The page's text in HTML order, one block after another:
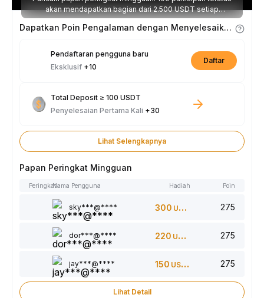
akan mendapatkan bagian dari 2.500 USDT setiap
minggunya.
Dapatkan Poin Pengalaman dengan Menyelesaikan Tugas
Pendaftaran pengguna baru
Eksklusif +10
Daftar
Total Deposit ≥ 100 USDT
Penyelesaian Pertama Kali +30
Lihat Selengkapnya
Papan Peringkat Mingguan
PeringkatNama Pengguna Hadiah Poin
sky***@**** 300 USDT 275
dor***@**** 220 USDT 275
jay***@**** 150 USDT 275
Lihat Detail